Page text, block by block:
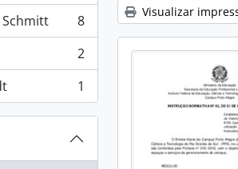
Schmitt
8
2
1
Visualizar